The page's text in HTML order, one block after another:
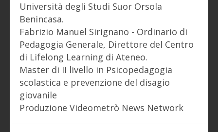
Università degli Studi Suor Orsola
Benincasa.
Fabrizio Manuel Sirignano - Ordinario di
Pedagogia Generale, Direttore del Centro
di Lifelong Learning di Ateneo.
Master di II livello in Psicopedagogia
scolastica e prevenzione del disagio
giovanile
Produzione Videometrò News Network